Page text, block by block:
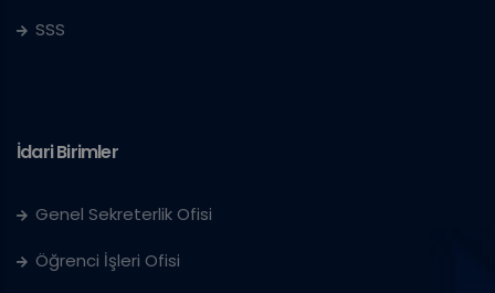
SSS
İdari Birimler
Genel Sekreterlik Ofisi
Öğrenci İşleri Ofisi